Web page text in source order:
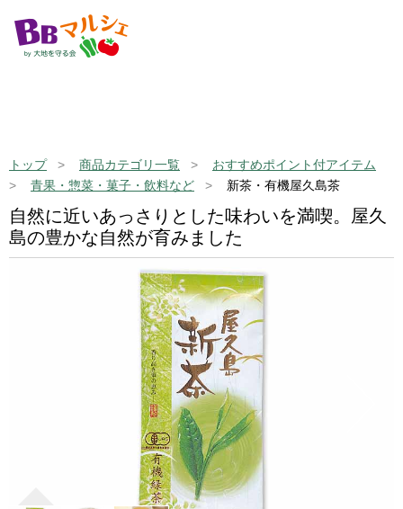
トップ 商品カテゴリ一覧
おすすめポイント付アイテム
青果・惣菜・菓子・飲料など
新茶・有機屋久島茶
自然に近いあっさりとした味わいを満喫。屋久
島の豊かな自然が育みました